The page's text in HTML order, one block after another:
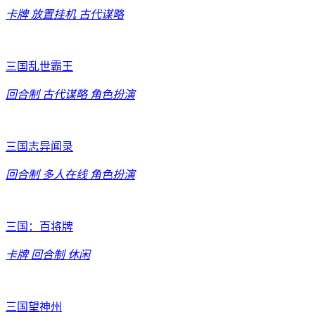
卡牌 放置挂机 古代谋略
三国乱世霸王
回合制 古代谋略 角色扮演
三国志异闻录
回合制 多人在线 角色扮演
三国：百将牌
卡牌 回合制 休闲
三国望神州